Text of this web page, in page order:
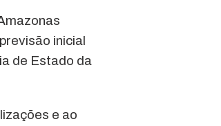
inicial
de Estado da
e ao